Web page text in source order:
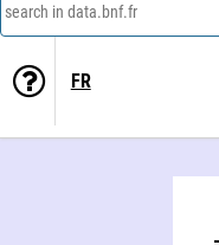
search in data.bnf.fr
FR